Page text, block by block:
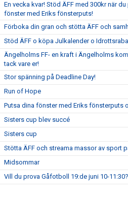
En vecka kvar! Stöd ÄFF med 300kr när
fönster med Eriks fönsterputs!
Förboka din gran och stötta ÄFF och
Stöd ÄFF o köpa Julkalender o
Ängelholms FF- en kraft i Ängelholms
tack vare er!
Stor spänning på Deadline Day!
Run of Hope
Putsa dina fönster med Eriks fönsterputs
Sisters cup blev succé
Sisters cup
Stötta ÄFF och streama massor av sport
Midsommar
Vill du prova Gåfotboll 19:de juni 10-